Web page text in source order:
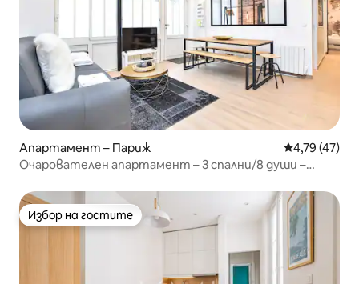
Апартамент – Париж Средна
4,79 (47)
Очарователен апартамент – 3 спални/8 души –
Избор на гостите
Избор на гостите